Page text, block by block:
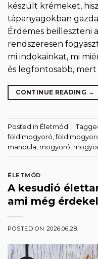
készült krémeket,
tápanyagokban
Érdemes beilleszteni
rendszeresen
mi indokainkat, mi
és legfontosabb, mert
CONTINUE READING →
Posted in Életmód
földimogyoró,
mandula, mogyoró,
ÉLETMÓD
A kesudió
ami még
POSTED ON 2026.06.28.